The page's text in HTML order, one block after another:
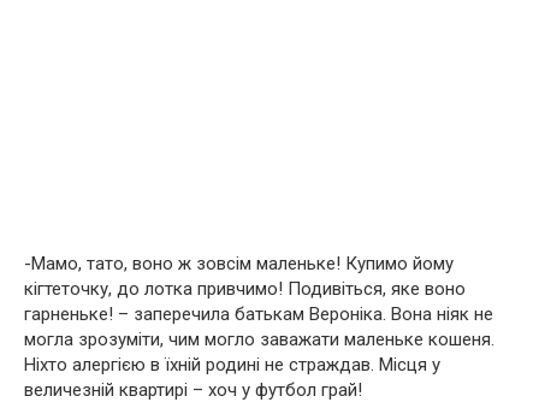
-Мамо, тато, воно ж зовсім маленьке! Купимо йому
кігтеточку, до лотка привчимо! Подивіться, яке воно
гарненьке! – заперечила батькам Вероніка. Вона ніяк не
могла зрозуміти, чим могло заважати маленьке кошеня.
Ніхто алергією в їхній родині не страждав. Місця у
величезній квартирі – хоч у футбол грай!